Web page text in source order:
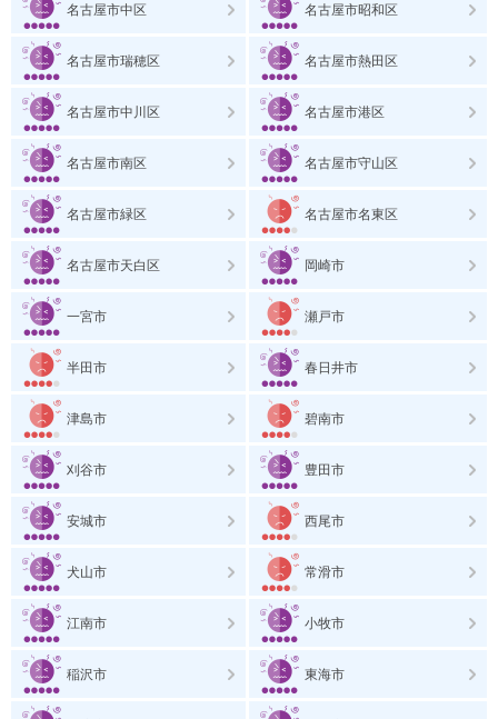
名古屋市中区 名古屋市昭和区
名古屋市瑞穂区 名古屋市熱田区
名古屋市中川区 名古屋市港区
名古屋市南区 名古屋市守山区
名古屋市緑区 名古屋市名東区
名古屋市天白区 岡崎市
一宮市 瀬戸市
半田市 春日井市
津島市 碧南市
刈谷市 豊田市
安城市 西尾市
犬山市 常滑市
江南市 小牧市
稲沢市 東海市